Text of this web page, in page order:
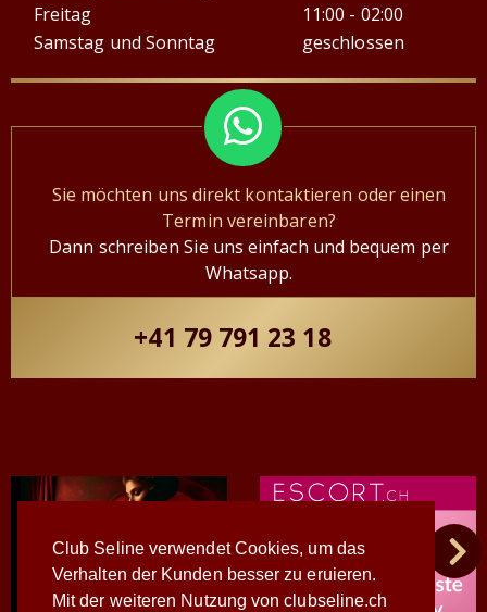
Club Seline verwendet Cookies, um das
Verhalten der Kunden besser zu eruieren.
Mit der weiteren Nutzung von clubseline.ch
Freitag
11:00 - 02:00
Samstag und Sonntag
geschlossen
Sie möchten uns direkt kontaktieren oder einen
Termin vereinbaren?
Dann schreiben Sie uns einfach und bequem per
Whatsapp.
+41 79 791 23 18